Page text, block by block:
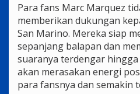
Para fans Marc Marquez
memberikan dukungan
San Marino. Mereka siap
sepanjang balapan dan
suaranya terdengar
akan merasakan energi
para fansnya dan semakin